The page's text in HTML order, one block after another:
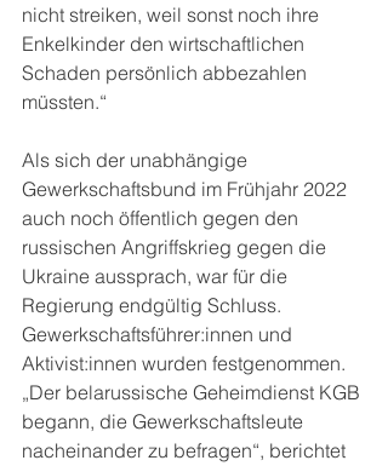
nicht streiken, weil sonst noch ihre
Enkelkinder den wirtschaftlichen
Schaden persönlich abbezahlen
müssten.“
Als sich der unabhängige
Gewerkschaftsbund im Frühjahr 2022
auch noch öffentlich gegen den
russischen Angriffskrieg gegen die
Ukraine aussprach, war für die
Regierung endgültig Schluss.
Gewerkschaftsführer:innen und
Aktivist:innen wurden festgenommen.
„Der belarussische Geheimdienst KGB
begann, die Gewerkschaftsleute
nacheinander zu befragen“, berichtet